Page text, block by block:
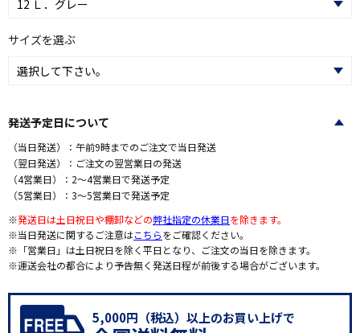
サイズを選ぶ
発送予定日について
（当日発送）：午前9時までのご注文で当日発送
（翌日発送）：ご注文の翌営業日の発送
（4営業日）：2～4営業日で発送予定
（5営業日）：3～5営業日で発送予定
※発送日は土日祝日や棚卸などの弊社指定の休業日を除きます。
※当日発送に関するご注意はこちらをご確認ください。
※「営業日」は土日祝日を除く平日となり、ご注文の当日を除きます。
※運送会社の都合により予告無く発送日程が前後する場合がございます。
5,000円（税込）以上のお買い上げで